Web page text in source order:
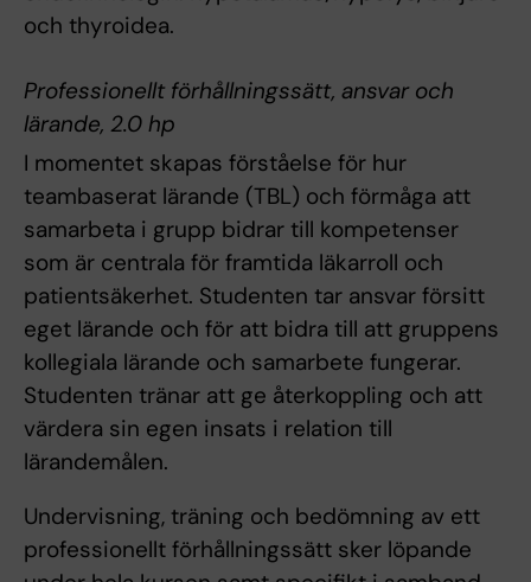
och thyroidea.
Professionellt förhållningssätt, ansvar och
lärande, 2.0 hp
I momentet skapas förståelse för hur
teambaserat lärande (TBL) och förmåga att
samarbeta i grupp bidrar till kompetenser
som är centrala för framtida läkarroll och
patientsäkerhet. Studenten tar ansvar försitt
eget lärande och för att bidra till att gruppens
kollegiala lärande och samarbete fungerar.
Studenten tränar att ge återkoppling och att
värdera sin egen insats i relation till
lärandemålen.
Undervisning, träning och bedömning av ett
professionellt förhållningssätt sker löpande